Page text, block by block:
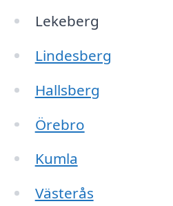
Lekeberg
Lindesberg
Hallsberg
Örebro
Kumla
Västerås